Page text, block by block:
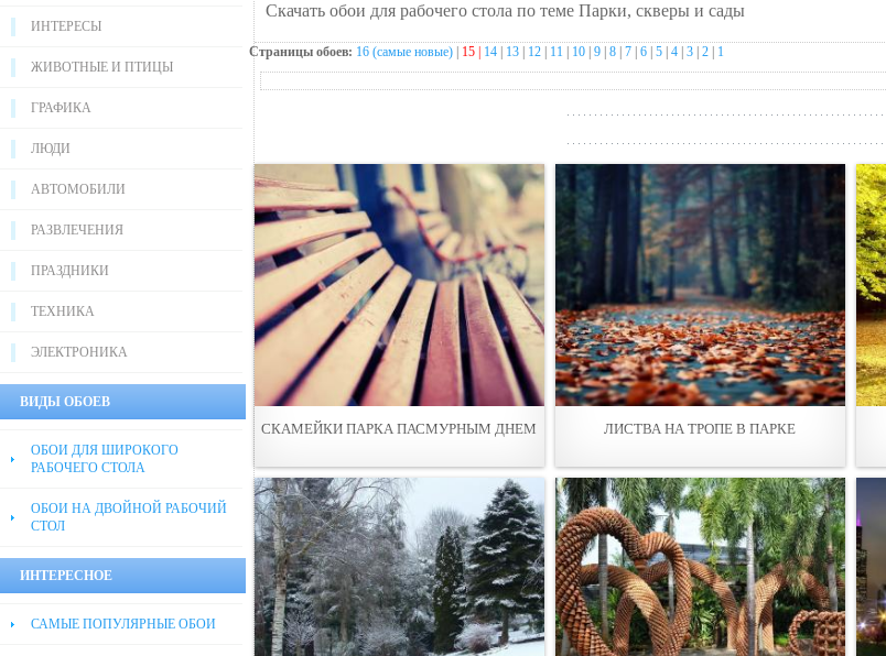
ИНТЕРЕСЫ
ЖИВОТНЫЕ И ПТИЦЫ
ГРАФИКА
ЛЮДИ
АВТОМОБИЛИ
РАЗВЛЕЧЕНИЯ
ПРАЗДНИКИ
ТЕХНИКА
ЭЛЕКТРОНИКА
ВИДЫ ОБОЕВ
ОБОИ ДЛЯ ШИРОКОГО
РАБОЧЕГО СТОЛА
ОБОИ НА ДВОЙНОЙ РАБОЧИЙ
СТОЛ
ИНТЕРЕСНОЕ
САМЫЕ ПОПУЛЯРНЫЕ ОБОИ
Скачать обои для рабочего стола по теме Парки, скверы и сады
Страницы обоев: 16 (самые новые) 15 | 14 13 12 11 10 9 8 7 6 5 4 3 2 1
СКАМEЙКИ ПАРКА ПАСМУРНЫМ ДНЕМ ЛИСТВА НА ТРОПЕ В ПАPКЕ